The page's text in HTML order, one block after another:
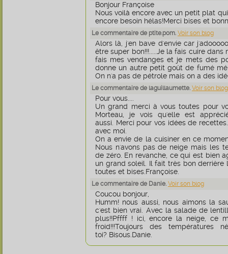
Bonjour Françoise
Nous voilà encore avec un petit plat
encore besoin hélas!Merci bises et
Le commentaire de ptite.pom. Voir son blog
Alors là, j'en bave d'envie car
être super bon!!!.....Je la fais cuire
fais mes vendanges et je mets des
donne un autre petit goût de fumé
On n'a pas de pétrole mais on a des
Le commentaire de laguillaumette. Voir son blog
Pour vous....
Un grand merci à vous toutes pour
Morteau, je vois qu'elle est
aussi. Merci pour vos idées de
avec moi.
On a envie de la cuisiner en ce
Nous n'avons pas de neige mais les
de zéro. En revanche, ce qui est bien
un grand soleil. Il fait très bon derrière
toutes et bises.Françoise.
Le commentaire de Danie. Voir son blog
Coucou bonjour,
Humm! nous aussi, nous aimons la
c'est bien vrai. Avec la salade de
plus!!Pffff ! ici, encore la neige, ce
froid!!!Toujours des températures
toi? Bisous.Danie.